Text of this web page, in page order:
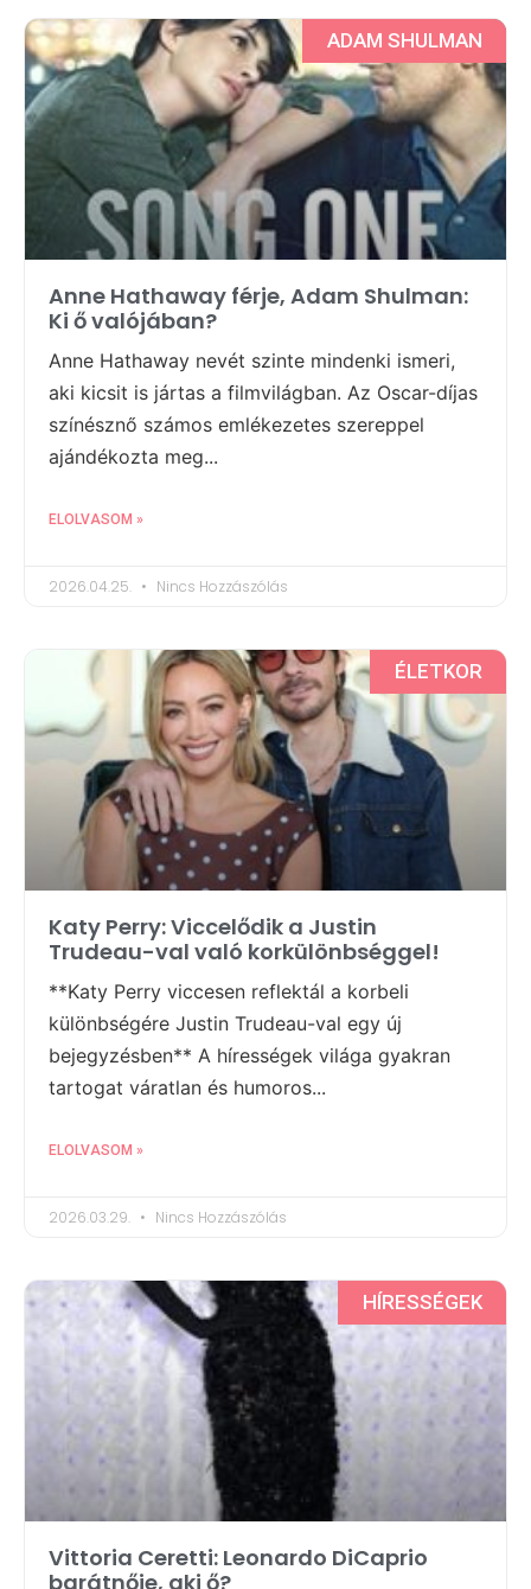
ADAM SHULMAN
Anne Hathaway férje, Adam Shulman:
Ki ő valójában?
Anne Hathaway nevét szinte mindenki ismeri,
aki kicsit is jártas a filmvilágban. Az Oscar-díjas
színésznő számos emlékezetes szereppel
ajándékozta meg...
ELOLVASOM »
2026.04.25. Nincs Hozzászólás
ÉLETKOR
Katy Perry: Viccelődik a Justin
Trudeau-val való korkülönbséggel!
**Katy Perry viccesen reflektál a korbeli
különbségére Justin Trudeau-val egy új
bejegyzésben** A hírességek világa gyakran
tartogat váratlan és humoros...
ELOLVASOM »
2026.03.29. Nincs Hozzászólás
HÍRESSÉGEK
Vittoria Ceretti: Leonardo DiCaprio
barátnője, aki ő?